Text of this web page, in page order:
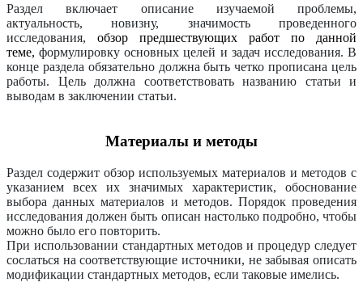
Раздел включает описание изучаемой проблемы,
актуальность, новизну, значимость проведенного
исследования, обзор предшествующих работ по данной
теме,формулировку основных целей и задач исследования. В
конце раздела обязательно должна быть четко прописана цель
работы. Цель должна соответствовать названию статьи и
выводам в заключении статьи.
Материалы и методы
Раздел содержит обзор используемых материалов и методов с
указанием всех их значимых характеристик, обоснование
выбора данных материалов и методов. Порядок проведения
исследования должен быть описан настолько подробно, чтобы
можно было его повторить.
При использовании стандартных методов и процедур следует
сослаться на соответствующие источники, не забывая описать
модификации стандартных методов, если таковые имелись.